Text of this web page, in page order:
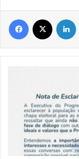
Facebook
sobre
definição
chapa